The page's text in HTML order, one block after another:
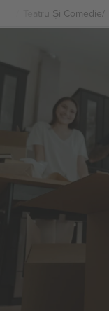
Teatru Și Comedie